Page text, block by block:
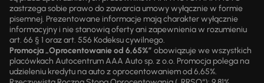
zastrzega sobie prawo do zawarcia umowy wyłącznie w formie
pisemnej. Prezentowane informacje mają charakter wyłącznie
informacyjny i nie stanowią oferty ani zapewnienia w rozumieniu
art. 66 § 1 oraz art. 556 Kodeksu cywilnego.
Promocja „Oprocentowanie od 6,65%” obowiązuje we wszystkich
placówkach Autocentrum AAA Auto sp. z o.o. Promocja polega na
udzieleniu kredytu na auto z oprocentowaniem od 6,65%.